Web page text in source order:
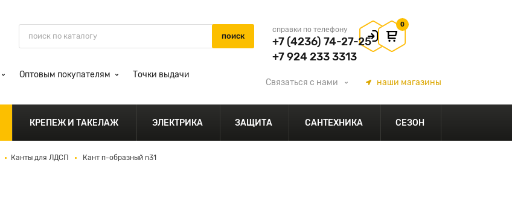
справки по телефону
+7 (4236) 74-27-25
+7 924 233 3313
0
Оптовым покупателям Точки выдачи
Связаться с нами наши магазины
КРЕПЕЖ И ТАКЕЛАЖ ЭЛЕКТРИКА ЗАЩИТА САНТЕХНИКА СЕЗОН
Канты для ЛДСП Кант п-образный n31